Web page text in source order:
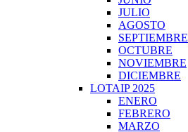
JULIO
AGOSTO
SEPTIEMBRE
OCTUBRE
NOVIEMBRE
DICIEMBRE
LOTAIP 2025
ENERO
FEBRERO
MARZO